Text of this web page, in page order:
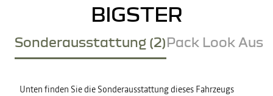
BIGSTER
Sonderausstattung (2)Pack Look
Unten finden Sie die Sonderausstattung dieses Fahrzeugs